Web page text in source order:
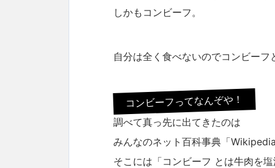
しかもコンビーフ。
自分は全く食べないのでコンビーフ
コンビーフってなんぞや！
調べて真っ先に出てきたのは
みんなのネット百科事典「
そこには「コンビーフ とは牛肉を塩